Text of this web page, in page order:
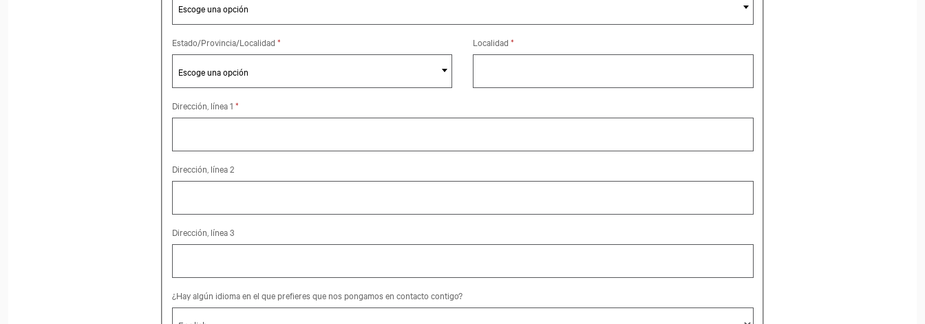
Escoge una opción
Estado/Provincia/Localidad *Escoge una opción
Escoge una opción
Localidad *
Dirección, línea 1 *
Dirección, línea 2
Dirección, línea 3
¿Hay algún idioma en el que prefieres que nos pongamos en contacto contigo?